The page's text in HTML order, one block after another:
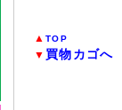
▲TOP
▼ 買物カゴへ